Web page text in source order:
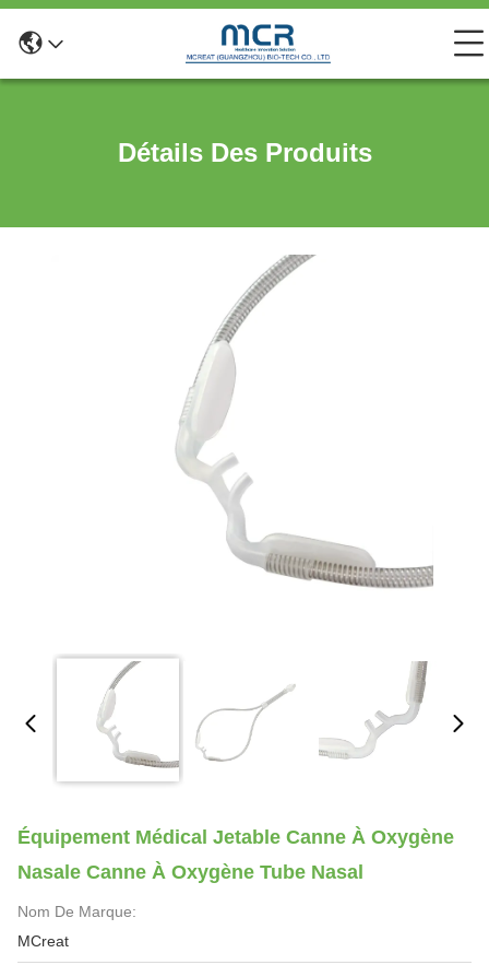
Détails Des Produits
Équipement Médical Jetable Canne À Oxygène
Nasale Canne À Oxygène Tube Nasal
Nom De Marque:
MCreat